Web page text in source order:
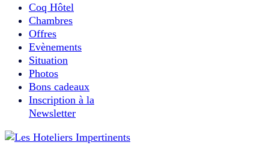
Coq Hôtel
Chambres
Offres
Evènements
Situation
Photos
Bons cadeaux
Inscription à la
Newsletter